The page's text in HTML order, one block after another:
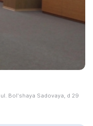
Bolʹshaya Sadovaya, d 29